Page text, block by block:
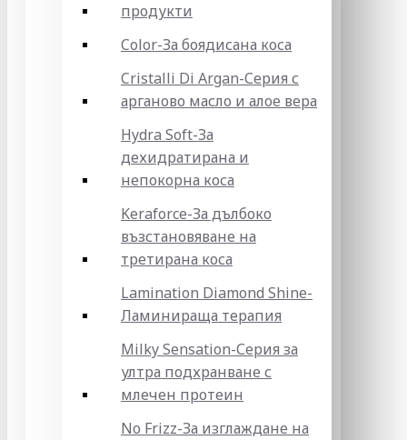
продукти
Color-За боядисана коса
Cristalli Di Argan-Серия с
арганово масло и алое вера
Hydra Soft-За
дехидратирана и
непокорна коса
Keraforce-За дълбоко
възстановяване на
третирана коса
Lamination Diamond Shine-
Ламинираща терапия
Milky Sensation-Серия за
ултра подхранване с
млечен протеин
No Frizz-За изглаждане на